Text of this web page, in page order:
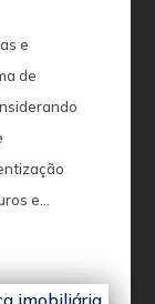
e
de
e...